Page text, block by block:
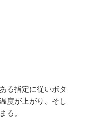
る指定に従いボタ
度が上がり、そし
る。